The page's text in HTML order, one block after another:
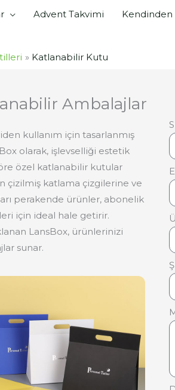
Advent Takvimi
Katlanabilir Kutu
Ambalajlar
kullanım için tasarlanmış
olarak, işlevselliği estetik
özel katlanabilir kutular
çizilmiş katlama çizgilerine ve
perakende ürünler, abonelik
için ideal hale getirir.
LansBox, ürünlerinizi
sunar.